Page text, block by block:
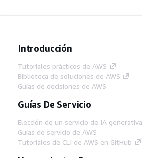
Introducción
Tutoriales prácticos de AWS
Biblioteca de soluciones de AWS
Guías de decisiones de AWS
Guías De Servicio
Elección de un servicio de IA generativa
Guías de servicio de AWS
Tutoriales de CLI de AWS en GitHub